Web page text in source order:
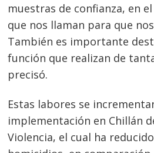
muestras de confianza, en
que nos llaman para que
También es importante
función que realizan de
precisó.
Estas labores se
implementación en Chillán
Violencia, el cual ha